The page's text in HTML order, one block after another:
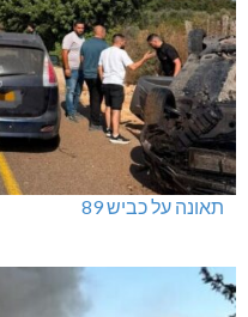
תאונה על כביש 89